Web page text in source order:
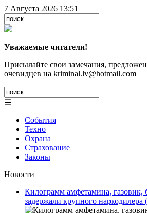
7 Августа 2026 13:51
Уважаемые читатели!
Присылайте свои замечания,
очевидцев на kriminal.lv@hotmail.com
☰
События
Техно
Охрана
Страхование
Законы
Новости
Килограмм амфетамина, газовик,
задержали крупного наркодилера